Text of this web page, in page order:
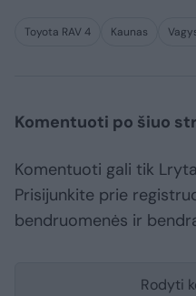
Toyota RAV 4 Kaunas
Komentuoti po šiuo
Komentuoti gali tik
Prisijunkite prie
bendruomenės ir
Rodyti